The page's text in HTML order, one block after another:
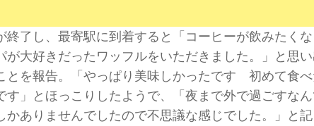
終了し、最寄駅に到着すると「コーヒーが飲みたく
大好きだったワッフルをいただきました。」と思
とを報告。「やっぱり美味しかったです 初めて食
す」とほっこりしたようで、「夜まで外で過ごすな
かありませんでしたので不思議な感じでした。」と